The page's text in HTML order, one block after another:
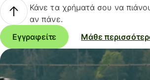
Κάνε τα χρήματά σου να
αν πάνε.
Εγγραφείτε
Μάθε